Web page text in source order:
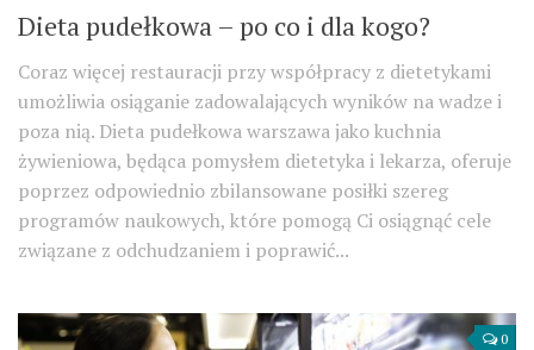
Dieta pudełkowa – po co i dla kogo?
Coraz więcej restauracji przy współpracy z dietetykami
umożliwia osiąganie zadowalających wyników na wadze i
poza nią. Dieta pudełkowa warszawa jako kuchnia
żywieniowa, będąca pomysłem dietetyka i lekarza, oferuje
poprzez odpowiednio zbilansowane posiłki szereg
programów naukowych, które pomogą Ci osiągnąć cele
związane z odchudzaniem i poprawić...
0